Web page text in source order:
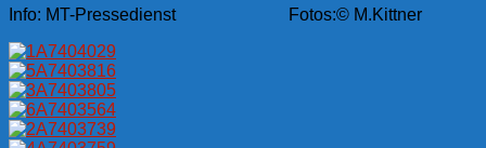
Info: MT-Pressedienst Fotos:© M.Kittner